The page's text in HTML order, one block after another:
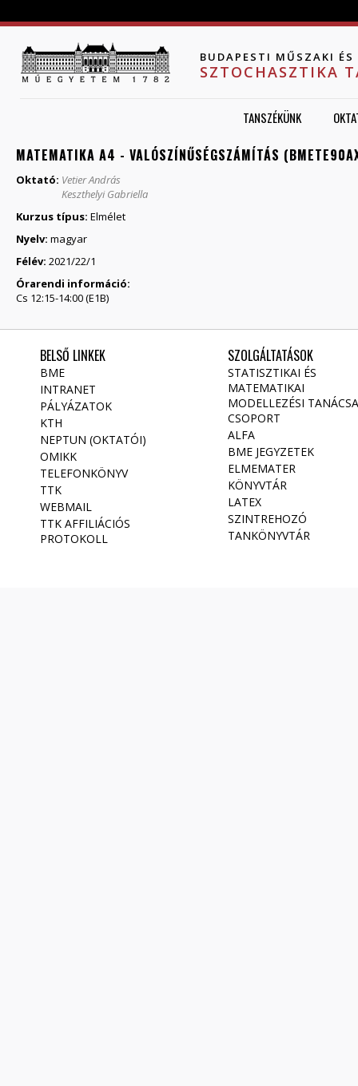
BUDAPESTI MŰSZAKI
SZTOCHASZTIKA
TANSZÉKÜNK
MATEMATIKA A4 - VALÓSZÍNŰSÉGSZÁMÍTÁS
Oktató: Vetier András
Keszthelyi Gabriella
Kurzus típus: Elmélet
Nyelv: magyar
Félév: 2021/22/1
Órarendi információ:
Cs 12:15-14:00 (E1B)
BELSŐ LINKEK
BME
INTRANET
PÁLYÁZATOK
KTH
NEPTUN (OKTATÓI)
OMIKK
TELEFONKÖNYV
TTK
WEBMAIL
TTK AFFILIÁCIÓS
PROTOKOLL
SZOLGÁLTATÁSOK
STATISZTIKAI ÉS
MATEMATIKAI
MODELLEZÉSI
CSOPORT
ALFA
BME JEGYZETEK
ELMEMATER
KÖNYVTÁR
LATEX
SZINTREHOZÓ
TANKÖNYVTÁR